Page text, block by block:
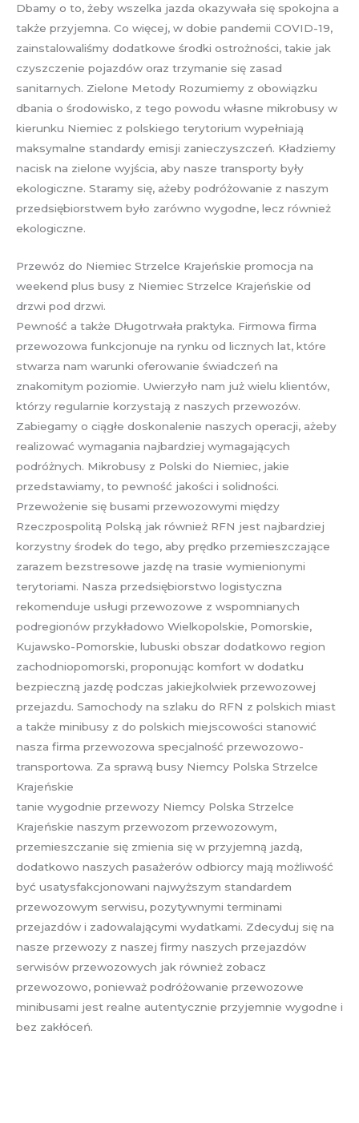
Dbamy o to, żeby wszelka jazda okazywała się spokojna a
także przyjemna. Co więcej, w dobie pandemii COVID-19,
zainstalowaliśmy dodatkowe środki ostrożności, takie jak
czyszczenie pojazdów oraz trzymanie się zasad
sanitarnych. Zielone Metody Rozumiemy z obowiązku
dbania o środowisko, z tego powodu własne mikrobusy w
kierunku Niemiec z polskiego terytorium wypełniają
maksymalne standardy emisji zanieczyszczeń. Kładziemy
nacisk na zielone wyjścia, aby nasze transporty były
ekologiczne. Staramy się, ażeby podróżowanie z naszym
przedsiębiorstwem było zarówno wygodne, lecz również
ekologiczne.
Przewóz do Niemiec Strzelce Krajeńskie promocja na
weekend plus busy z Niemiec Strzelce Krajeńskie od
drzwi pod drzwi.
Pewność a także Długotrwała praktyka. Firmowa firma
przewozowa funkcjonuje na rynku od licznych lat, które
stwarza nam warunki oferowanie świadczeń na
znakomitym poziomie. Uwierzyło nam już wielu klientów,
którzy regularnie korzystają z naszych przewozów.
Zabiegamy o ciągłe doskonalenie naszych operacji, ażeby
realizować wymagania najbardziej wymagających
podróżnych. Mikrobusy z Polski do Niemiec, jakie
przedstawiamy, to pewność jakości i solidności.
Przewożenie się busami przewozowymi między
Rzeczpospolitą Polską jak również RFN jest najbardziej
korzystny środek do tego, aby prędko przemieszczające
zarazem bezstresowe jazdę na trasie wymienionymi
terytoriami. Nasza przedsiębiorstwo logistyczna
rekomenduje usługi przewozowe z wspomnianych
podregionów przykładowo Wielkopolskie, Pomorskie,
Kujawsko-Pomorskie, lubuski obszar dodatkowo region
zachodniopomorski, proponując komfort w dodatku
bezpieczną jazdę podczas jakiejkolwiek przewozowej
przejazdu. Samochody na szlaku do RFN z polskich miast
a także minibusy z do polskich miejscowości stanowić
nasza firma przewozowa specjalność przewozowo-
transportowa. Za sprawą busy Niemcy Polska Strzelce
Krajeńskie
tanie wygodnie przewozy Niemcy Polska Strzelce
Krajeńskie naszym przewozom przewozowym,
przemieszczanie się zmienia się w przyjemną jazdą,
dodatkowo naszych pasażerów odbiorcy mają możliwość
być usatysfakcjonowani najwyższym standardem
przewozowym serwisu, pozytywnymi terminami
przejazdów i zadowalającymi wydatkami. Zdecyduj się na
nasze przewozy z naszej firmy naszych przejazdów
serwisów przewozowych jak również zobacz
przewozowo, ponieważ podróżowanie przewozowe
minibusami jest realne autentycznie przyjemnie wygodne i
bez zakłóceń.